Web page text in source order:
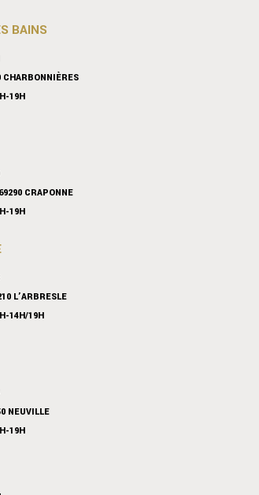
BAINS
CHARBONNIÈRES
19H
CRAPONNE
19H
L’ARBRESLE
14H/19H
NEUVILLE
19H